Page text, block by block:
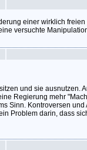
einer wirklich
versuchte
und sie ausnutzen.
Regierung mehr
Sinn. Kontroversen und
Problem darin, dass